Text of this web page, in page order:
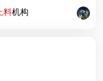
生产线 自动给料
料机构